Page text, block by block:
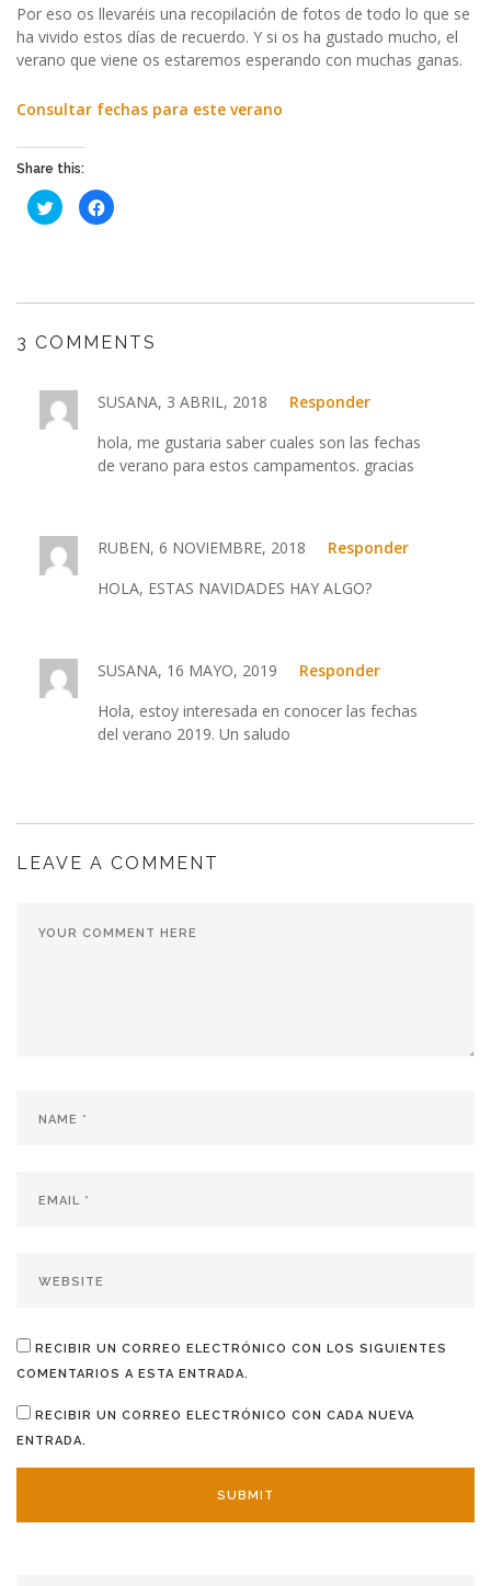
Por eso os llevaréis una recopilación de fotos de todo lo que se
ha vivido estos días de recuerdo. Y si os ha gustado mucho, el
verano que viene os estaremos esperando con muchas ganas.
Consultar fechas para este verano
Share this:
Haz
clic
en
ventana
nueva)
Haz
clic
en
ventana
nueva)
3 COMMENTS
SUSANA, 3 ABRIL, 2018
Responder
hola, me gustaria saber cuales son las fechas
de verano para estos campamentos. gracias
RUBEN, 6 NOVIEMBRE, 2018
Responder
HOLA, ESTAS NAVIDADES HAY ALGO?
SUSANA, 16 MAYO, 2019
Responder
Hola, estoy interesada en conocer las fechas
del verano 2019. Un saludo
LEAVE A COMMENT
RECIBIR UN CORREO ELECTRÓNICO CON LOS SIGUIENTES
COMENTARIOS A ESTA ENTRADA.
RECIBIR UN CORREO ELECTRÓNICO CON CADA NUEVA
ENTRADA.